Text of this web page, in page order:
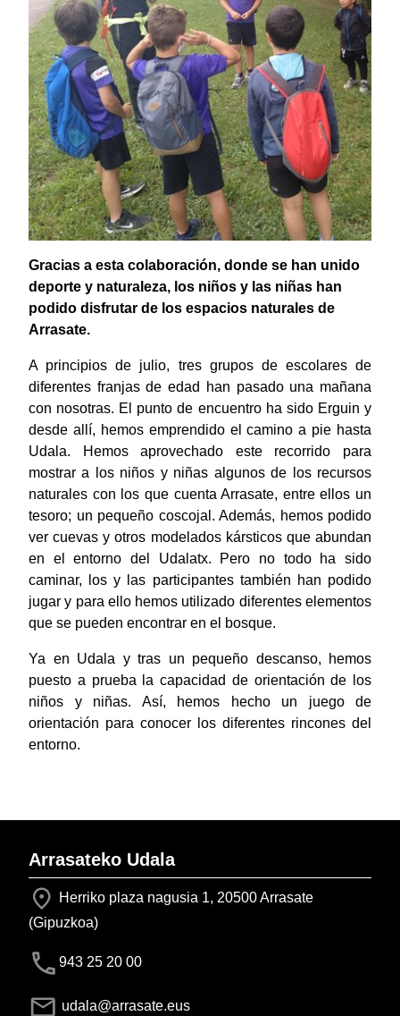
Gracias a esta colaboración, donde se han unido
deporte y naturaleza, los niños y las niñas han
podido disfrutar de los espacios naturales de
Arrasate.
A principios de julio, tres grupos de escolares de
diferentes franjas de edad han pasado una mañana
con nosotras. El punto de encuentro ha sido Erguin y
desde allí, hemos emprendido el camino a pie hasta
Udala. Hemos aprovechado este recorrido para
mostrar a los niños y niñas algunos de los recursos
naturales con los que cuenta Arrasate, entre ellos un
tesoro; un pequeño coscojal. Además, hemos podido
ver cuevas y otros modelados kársticos que abundan
en el entorno del Udalatx. Pero no todo ha sido
caminar, los y las participantes también han podido
jugar y para ello hemos utilizado diferentes elementos
que se pueden encontrar en el bosque.
Ya en Udala y tras un pequeño descanso, hemos
puesto a prueba la capacidad de orientación de los
niños y niñas. Así, hemos hecho un juego de
orientación para conocer los diferentes rincones del
entorno.
Arrasateko Udala
Herriko plaza nagusia 1, 20500 Arrasate
(Gipuzkoa)
943 25 20 00
udala@arrasate.eus